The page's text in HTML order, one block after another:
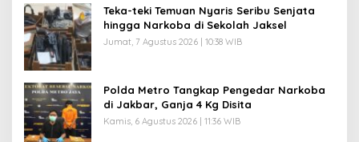
Teka-teki Temuan Nyaris Seribu Senjata
hingga Narkoba di Sekolah Jaksel
Jumat, 7 Agustus 2026 | 10:38 WIB
Polda Metro Tangkap Pengedar Narkoba
di Jakbar, Ganja 4 Kg Disita
Kamis, 6 Agustus 2026 | 11:36 WIB